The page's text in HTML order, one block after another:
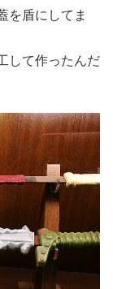
を盾にしてま
して作ったんだ